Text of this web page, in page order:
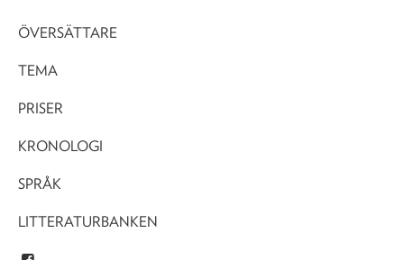
ÖVERSÄTTARE
TEMA
PRISER
KRONOLOGI
SPRÅK
LITTERATURBANKEN